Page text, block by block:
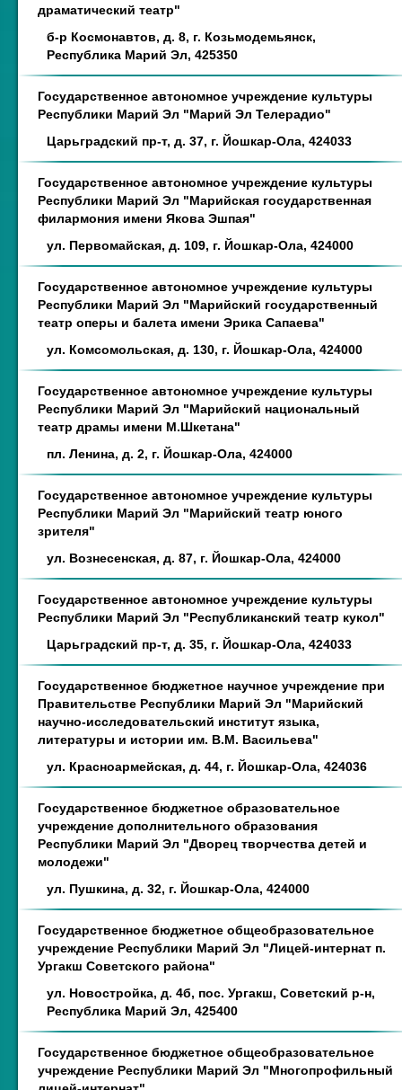
драматический театр"
б-р Космонавтов, д. 8, г. Козьмодемьянск,
Республика Марий Эл, 425350
Государственное автономное учреждение культуры
Республики Марий Эл "Марий Эл Телерадио"
Царьградский пр-т, д. 37, г. Йошкар-Ола, 424033
Государственное автономное учреждение культуры
Республики Марий Эл "Марийская государственная
филармония имени Якова Эшпая"
ул. Первомайская, д. 109, г. Йошкар-Ола, 424000
Государственное автономное учреждение культуры
Республики Марий Эл "Марийский государственный
театр оперы и балета имени Эрика Сапаева"
ул. Комсомольская, д. 130, г. Йошкар-Ола, 424000
Государственное автономное учреждение культуры
Республики Марий Эл "Марийский национальный
театр драмы имени М.Шкетана"
пл. Ленина, д. 2, г. Йошкар-Ола, 424000
Государственное автономное учреждение культуры
Республики Марий Эл "Марийский театр юного
зрителя"
ул. Вознесенская, д. 87, г. Йошкар-Ола, 424000
Государственное автономное учреждение культуры
Республики Марий Эл "Республиканский театр кукол"
Царьградский пр-т, д. 35, г. Йошкар-Ола, 424033
Государственное бюджетное научное учреждение при
Правительстве Республики Марий Эл "Марийский
научно-исследовательский институт языка,
литературы и истории им. В.М. Васильева"
ул. Красноармейская, д. 44, г. Йошкар-Ола, 424036
Государственное бюджетное образовательное
учреждение дополнительного образования
Республики Марий Эл "Дворец творчества детей и
молодежи"
ул. Пушкина, д. 32, г. Йошкар-Ола, 424000
Государственное бюджетное общеобразовательное
учреждение Республики Марий Эл "Лицей-интернат п.
Ургакш Советского района"
ул. Новостройка, д. 4б, пос. Ургакш, Советский р-н,
Республика Марий Эл, 425400
Государственное бюджетное общеобразовательное
учреждение Республики Марий Эл "Многопрофильный